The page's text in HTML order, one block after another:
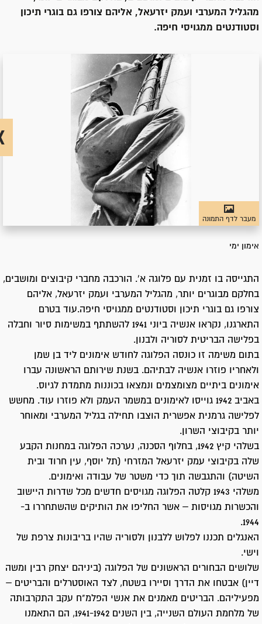
מהגליל המערבי ועמק יזרעאל, אליהם צורפו גם בוגרי תיכון
וסטודנטים ממגויסי חיפה.
מעבר לדף התמונה
אימון ימי
התגייסה בו זמנית עם פלוגה א'. הורכבה מחברי קיבוצים ומושבים,
בחלקם מבוגרים יותר, מהגליל המערבי ועמק יזרעאל, אליהם
צורפו גם בוגרי תיכון וסטודנטים ממגויסי חיפה.עוד בטרם
התארגנו, נקראו אנשיה ביוני 1941 להשתתף במשימות סיור וחבלה
בפלישה הבריטית לסוריה ולבנון.
בתום משימה זו כונסה הפלוגה לחודש אימונים ליד בן שמן
ולאחריו פוזרו אנשיה לבתיהם. בשנת שירותם הראשונה עברו
אימונים ביתיים מצומצמים ונמצאו בכוננות מתמדת לגיוס.
באביב 1942 גוייסו לאימונים במשמר העמק ולא פוזרו עוד. מחשש
לפלישה גרמנית אפשרית הוצבו תחילה בגליל המערבי ומאוחר
יותר בקיבוצי השרון.
בשלהי קיץ 1942, בחלוף הסכנה, נערכה הפלוגה במחנות הקבע
שלה בקיבוצי עמק יזרעאל המזרחי (תל יוסף, עין חרוד ובית
השיטה) והתגבשה תוך כדי משטר של עבודה ואימונים.
משלהי 1943 קלטה הפלוגה מגויסים חדשים מכל שדרות היישוב
והכשרות מגויסות – אשר החליפו את הותיקים שהשתחררו ב-
1944.
האנגלים תכננו לפלוש ללבנון ולסוריה שהיו בריבונות צרפת של
וישי.
שלושים הבחורים הראשונים של הפלוגה (ביניהם יצחק רבין ומשה
דיין) אבטחו את הדרך וסיירו בשטח, לצד האוסטרלים והבריטים –
מפעיליהם. הבריטים מאמנים את אנשי הפלמ"ח עקב התקרבותה
של מלחמת העולם השנייה, בין השנים 1941-1942, הם התאמנו